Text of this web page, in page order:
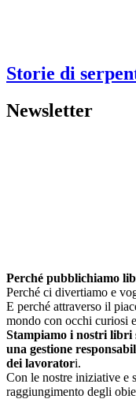
Storie di
Newsletter
Perché pubblichiamo
Perché ci divertiamo e
E perché attraverso il
mondo con occhi curiosi
Stampiamo i nostri libri
una gestione
dei lavoratori.
Con le nostre iniziative e
raggiungimento degli